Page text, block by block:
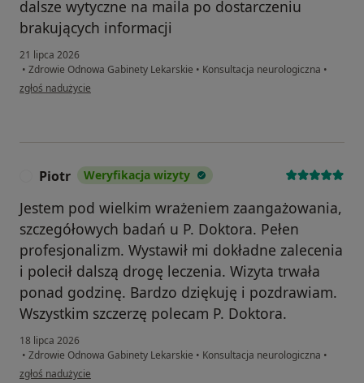
dalsze wytyczne na maila po dostarczeniu
brakujących informacji
21 lipca 2026
• Zdrowie Odnowa Gabinety Lekarskie • Konsultacja neurologiczna •
w opinii użytkownika Ryszard
zgłoś nadużycie
Piotr Weryfikacja wizyty
Jestem pod wielkim wrażeniem zaangażowania,
szczegółowych badań u P. Doktora. Pełen
profesjonalizm. Wystawił mi dokładne zalecenia
i polecił dalszą drogę leczenia. Wizyta trwała
ponad godzinę. Bardzo dziękuję i pozdrawiam.
Wszystkim szczerzę polecam P. Doktora.
18 lipca 2026
• Zdrowie Odnowa Gabinety Lekarskie • Konsultacja neurologiczna •
w opinii użytkownika Piotr
zgłoś nadużycie